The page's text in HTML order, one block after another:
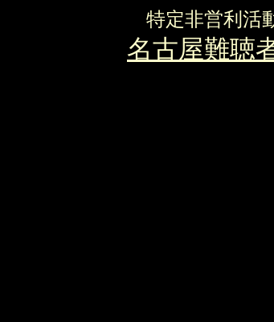
特定非営利活
名古屋難聴